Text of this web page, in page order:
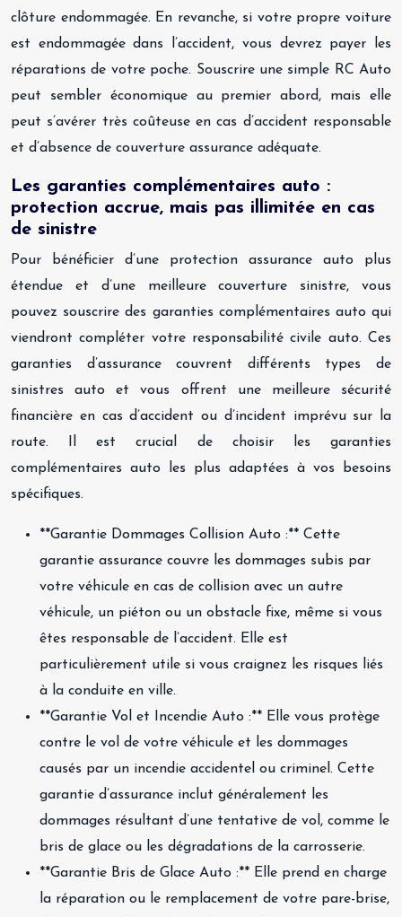
clôture endommagée. En revanche, si votre propre voiture
est endommagée dans l’accident, vous devrez payer les
réparations de votre poche. Souscrire une simple RC Auto
peut sembler économique au premier abord, mais elle
peut s’avérer très coûteuse en cas d’accident responsable
et d’absence de couverture assurance adéquate.
Les garanties complémentaires auto :
protection accrue, mais pas illimitée en cas
de sinistre
Pour bénéficier d’une protection assurance auto plus
étendue et d’une meilleure couverture sinistre, vous
pouvez souscrire des garanties complémentaires auto qui
viendront compléter votre responsabilité civile auto. Ces
garanties d’assurance couvrent différents types de
sinistres auto et vous offrent une meilleure sécurité
financière en cas d’accident ou d’incident imprévu sur la
route. Il est crucial de choisir les garanties
complémentaires auto les plus adaptées à vos besoins
spécifiques.
**Garantie Dommages Collision Auto :** Cette
garantie assurance couvre les dommages subis par
votre véhicule en cas de collision avec un autre
véhicule, un piéton ou un obstacle fixe, même si vous
êtes responsable de l’accident. Elle est
particulièrement utile si vous craignez les risques liés
à la conduite en ville.
**Garantie Vol et Incendie Auto :** Elle vous protège
contre le vol de votre véhicule et les dommages
causés par un incendie accidentel ou criminel. Cette
garantie d’assurance inclut généralement les
dommages résultant d’une tentative de vol, comme le
bris de glace ou les dégradations de la carrosserie.
**Garantie Bris de Glace Auto :** Elle prend en charge
la réparation ou le remplacement de votre pare-brise,